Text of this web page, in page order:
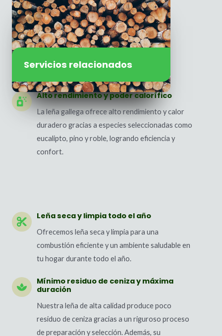
Servicios relacionados
Alto rendimiento y poder calorífico
La leña gallega ofrece alto rendimiento y calor
duradero gracias a especies seleccionadas como
eucalipto, pino y roble, logrando eficiencia y
confort.
Leña seca y limpia todo el año
Ofrecemos leña seca y limpia para una
combustión eficiente y un ambiente saludable en
tu hogar durante todo el año.
Mínimo residuo de ceniza y máxima
duración
Nuestra leña de alta calidad produce poco
residuo de ceniza gracias a un riguroso proceso
de preparación y selección. Además, su